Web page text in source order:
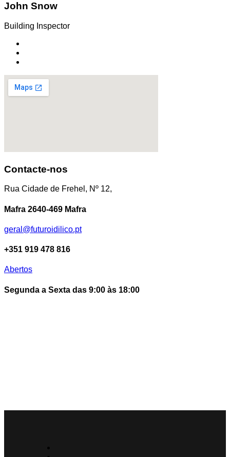
John Snow
Building Inspector
Contacte-nos
Rua Cidade de Frehel, Nº 12,
Mafra 2640-469 Mafra
geral@futuroidilico.pt
+351 919 478 816
Abertos
Segunda a Sexta das 9:00 às 18:00